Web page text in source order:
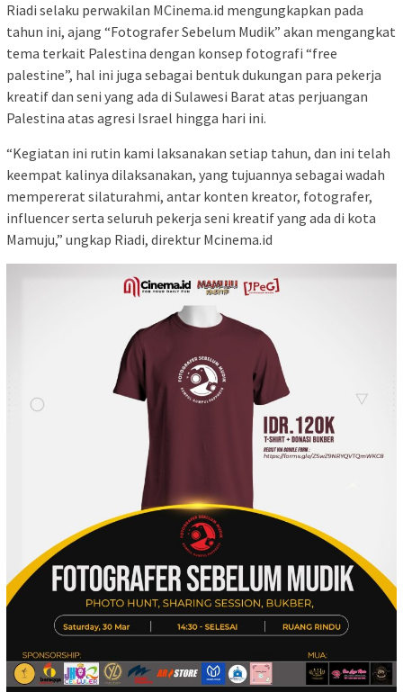
Riadi selaku perwakilan MCinema.id mengungkapkan pada
tahun ini, ajang “Fotografer Sebelum Mudik” akan mengangkat
tema terkait Palestina dengan konsep fotografi “free
palestine”, hal ini juga sebagai bentuk dukungan para pekerja
kreatif dan seni yang ada di Sulawesi Barat atas perjuangan
Palestina atas agresi Israel hingga hari ini.
“Kegiatan ini rutin kami laksanakan setiap tahun, dan ini telah
keempat kalinya dilaksanakan, yang tujuannya sebagai wadah
mempererat silaturahmi, antar konten kreator, fotografer,
influencer serta seluruh pekerja seni kreatif yang ada di kota
Mamuju,” ungkap Riadi, direktur Mcinema.id